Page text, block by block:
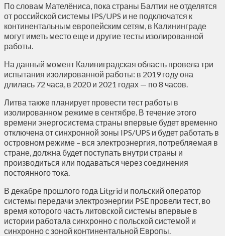
По словам Мателёниса, пока страны Балтии не отделятся
от российской системы IPS/UPS и не подключатся к
континентальным европейским сетям, в Калининграде
могут иметь место еще и другие тесты изолированной
работы.
На данный момент Калиниградская область провела три
испытания изолированной работы: в 2019 году она
длилась 72 часа, в 2020 и 2021 годах — по 8 часов.
Литва также планирует провести тест работы в
изолированном режиме в сентябре. В течение этого
времени энергосистема страны впервые будет временно
отключена от синхронной зоны IPS/UPS и будет работать в
островном режиме – вся электроэнергия, потребляемая в
стране, должна будет поступать внутри страны и
производиться или подаваться через соединения
постоянного тока.
В декабре прошлого года Litgrid и польский оператор
системы передачи электроэнергии PSE провели тест, во
время которого часть литовской системы впервые в
истории работала синхронно с польской системой и
синхронно с зоной континентальной Европы.